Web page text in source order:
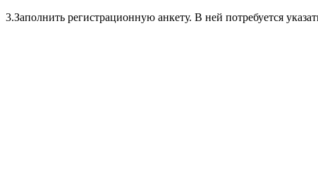
3.Заполнить регистрационную анкету. В ней потребуется